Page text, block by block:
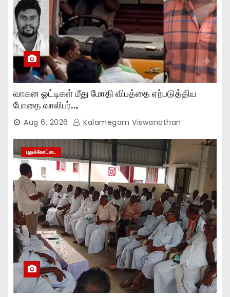
வாகன ஓட்டிகள் மீது மோதி விபத்தை ஏற்படுத்திய
போதை வாலிபர்..,
Aug 6, 2026 Kalamegam Viswanathan
புதுக்கோட்டை